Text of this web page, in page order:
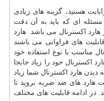
دنبال خرید هارد اکسترنال 2 ترابایت هستید، گزینه های زیادی
ای که باید به آن دقت
هارد اکسترنال می باشد. هارد
های فراوانی می باشند
مناسب با نوع استفاده خود
اکسترنال خود را زیاد جابجا
دیدن هارد اکسترنال شما زیاد
هارد های ضد ضربه بروید تا
در ادامه قابلیت های مختلف